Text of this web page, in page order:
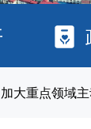
加大重点领域